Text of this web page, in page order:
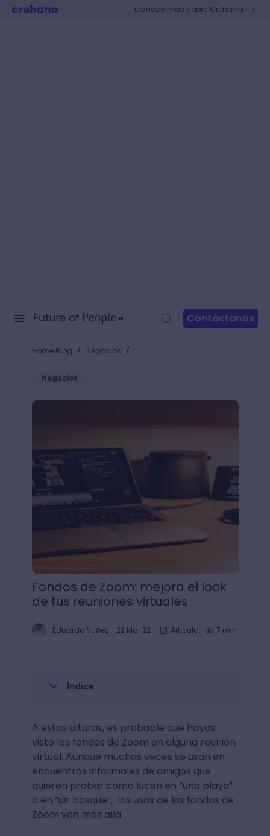
Conoce más sobre Crehana
Contáctanos
Home Blog / Negocios /
Negocios
Fondos de Zoom: mejora el look de tus reuniones
Fondos de Zoom: mejora el look
de tus reuniones virtuales
Eduardo Nuñez- 22 Mar 22 Articulo 7 min.
Índice
A estas alturas, es probable que hayas
visto los fondos de Zoom en alguna reunión
virtual. Aunque muchas veces se usan en
encuentros informales de amigos que
quieren probar cómo lucen en “una playa”
o en “un bosque”, los usos de los fondos de
Zoom van más allá.